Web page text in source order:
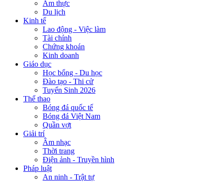
Ẩm thực
Du lịch
Kinh tế
Lao động - Việc làm
Tài chính
Chứng khoán
Kinh doanh
Giáo dục
Học bổng - Du học
Đào tạo - Thi cử
Tuyển Sinh 2026
Thể thao
Bóng đá quốc tế
Bóng đá Việt Nam
Quần vợt
Giải trí
Âm nhạc
Thời trang
Điện ảnh - Truyền hình
Pháp luật
An ninh - Trật tự